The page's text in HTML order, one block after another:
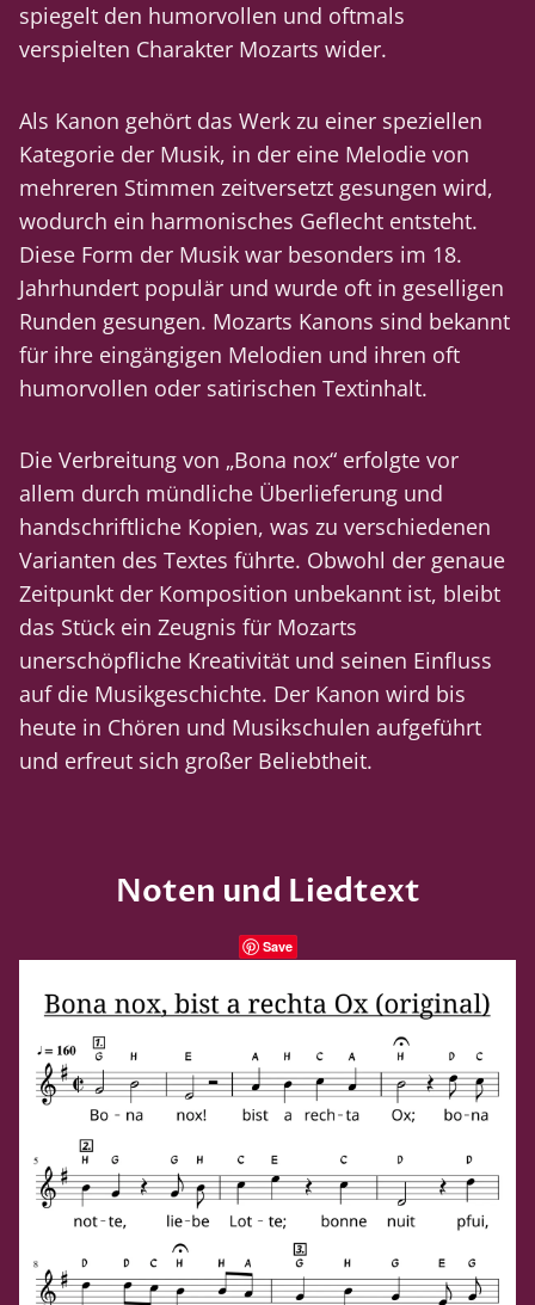
spiegelt den humorvollen und oftmals
verspielten Charakter Mozarts wider.
Als Kanon gehört das Werk zu einer speziellen
Kategorie der Musik, in der eine Melodie von
mehreren Stimmen zeitversetzt gesungen wird,
wodurch ein harmonisches Geflecht entsteht.
Diese Form der Musik war besonders im 18.
Jahrhundert populär und wurde oft in geselligen
Runden gesungen. Mozarts Kanons sind bekannt
für ihre eingängigen Melodien und ihren oft
humorvollen oder satirischen Textinhalt.
Die Verbreitung von „Bona nox“ erfolgte vor
allem durch mündliche Überlieferung und
handschriftliche Kopien, was zu verschiedenen
Varianten des Textes führte. Obwohl der genaue
Zeitpunkt der Komposition unbekannt ist, bleibt
das Stück ein Zeugnis für Mozarts
unerschöpfliche Kreativität und seinen Einfluss
auf die Musikgeschichte. Der Kanon wird bis
heute in Chören und Musikschulen aufgeführt
und erfreut sich großer Beliebtheit.
Noten und Liedtext
Save